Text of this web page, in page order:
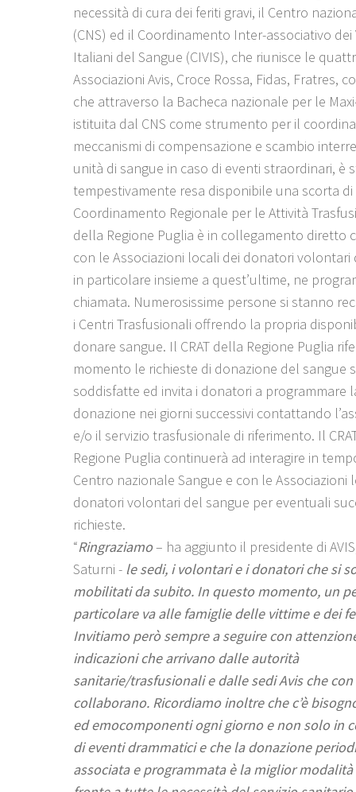
necessità di cura dei feriti gravi, il Centro
(CNS) ed il Coordinamento Inter-associativo
Italiani del Sangue (CIVIS), che riunisce le
Associazioni Avis, Croce Rossa, Fidas, Fratres,
che attraverso la Bacheca nazionale per le
istituita dal CNS come strumento per il
meccanismi di compensazione e scambio
unità di sangue in caso di eventi straordinari, è
tempestivamente resa disponibile una scorta
Coordinamento Regionale per le Attività
della Regione Puglia è in collegamento diretto
con le Associazioni locali dei donatori volontari
in particolare insieme a quest’ultime, ne
chiamata. Numerosissime persone si stanno
i Centri Trasfusionali offrendo la propria
donare sangue. Il CRAT della Regione Puglia
momento le richieste di donazione del sangue
soddisfatte ed invita i donatori a programmare
donazione nei giorni successivi contattando
e/o il servizio trasfusionale di riferimento. Il
Regione Puglia continuerà ad interagire in
Centro nazionale Sangue e con le Associazioni
donatori volontari del sangue per eventuali
richieste.
“Ringraziamo– ha aggiunto il presidente di
Saturni - le sedi, i volontari e i donatori che si
mobilitati da subito. In questo momento, un
particolare va alle famiglie delle vittime e dei
Invitiamo però sempre a seguire con
indicazioni che arrivano dalle autorità
sanitarie/trasfusionali e dalle sedi Avis che con
collaborano. Ricordiamo inoltre che c’è
ed emocomponenti ogni giorno e non solo in
di eventi drammatici e che la donazione
associata e programmata è la miglior modalità